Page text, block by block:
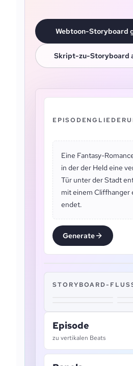
Webtoon-Storyboard
Skript-zu-Storyboard
Eine Fantasy-
in der der Held eine
Tür unter der Stadt
mit einem Cliffhanger
endet.
Generate
STORYBOARD-
Episode
zu vertikalen Beats